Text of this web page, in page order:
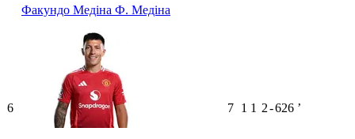
Факундо Медіна Ф. Медіна
6 7 1 1 2-626 ʼ